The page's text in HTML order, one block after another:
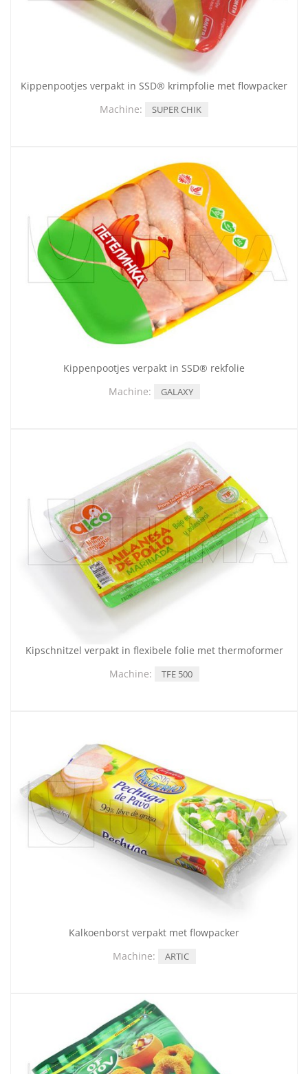
Kippenpootjes verpakt in SSD® krimpfolie met flowpacker
Machine:
SUPER CHIK
Kippenpootjes verpakt in SSD® rekfolie
Machine:
GALAXY
Kipschnitzel verpakt in flexibele folie met thermoformer
Machine:
TFE 500
Kalkoenborst verpakt met flowpacker
Machine:
ARTIC